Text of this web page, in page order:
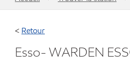
< Retour
Esso- WARDEN